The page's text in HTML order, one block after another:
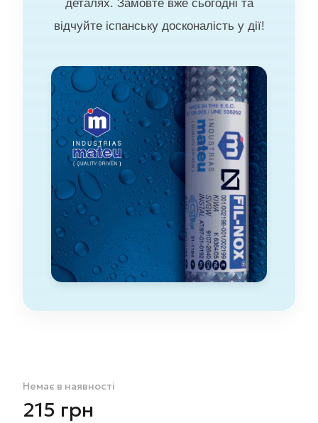
деталях. Замовте вже сьогодні та
відчуйте іспанську досконалість у дії!
Немає в наявності
215 грн